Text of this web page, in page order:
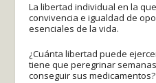
La libertad individual en la
convivencia e igualdad de
esenciales de la vida.
¿Cuánta libertad puede
tiene que peregrinar
conseguir sus medicamentos?